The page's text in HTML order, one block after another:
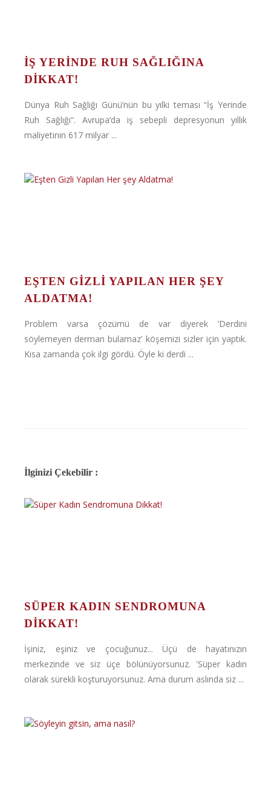
İŞ YERINDE RUH SAĞLIĞINA
DIKKAT!
Dünya Ruh Sağlığı Günü’nün bu yılki teması “İş Yerinde
Ruh Sağlığı”. Avrupa’da iş sebepli depresyonun yıllık
maliyetinin 617 milyar ...
EŞTEN GIZLI YAPILAN HER ŞEY
ALDATMA!
Problem varsa çözümü de var diyerek ‘Derdini
söylemeyen derman bulamaz’ köşemizi sizler için yaptık.
Kısa zamanda çok ilgi gördü. Öyle ki derdi ...
İlginizi Çekebilir :
SÜPER KADIN SENDROMUNA
DIKKAT!
İşiniz, eşiniz ve çocuğunuz... Üçü de hayatınızın
merkezinde ve siz üçe bölünüyorsunuz. 'Süper kadın
olarak sürekli koşturuyorsunuz. Ama durum aslında siz ...